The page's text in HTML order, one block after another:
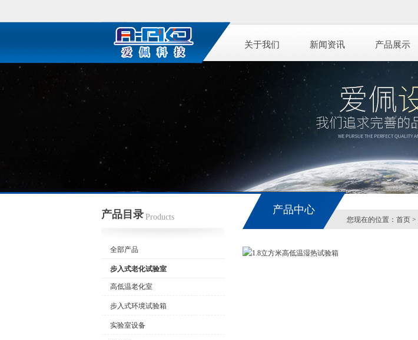
关于我们 新闻资讯 产品展示
产品目录 Products
全部产品
步入式老化试验室
高低温老化室
步入式环境试验箱
实验室设备
产品中心
您现在的位置： 首页 >